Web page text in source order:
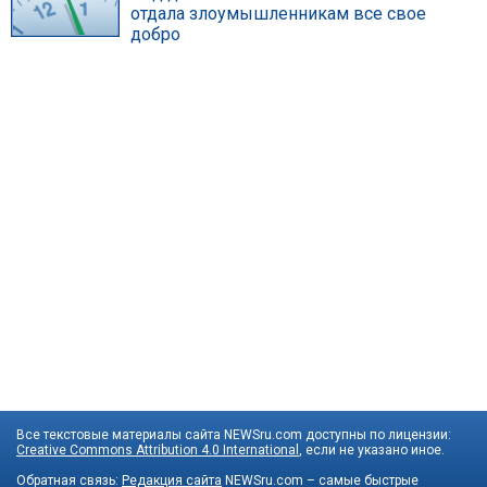
отдала злоумышленникам все свое
добро
Все текстовые материалы сайта NEWSru.com доступны по лицензии:
Creative Commons Attribution 4.0 International , если не указано иное.
Обратная связь: Редакция сайта NEWSru.com – самые быстрые